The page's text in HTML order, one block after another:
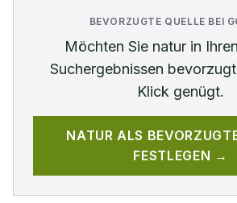
BEVORZUGTE QUELLE BEI
Möchten Sie naturin
Suchergebnissen
Klick genügt.
NATUR ALS
FESTLEGEN →